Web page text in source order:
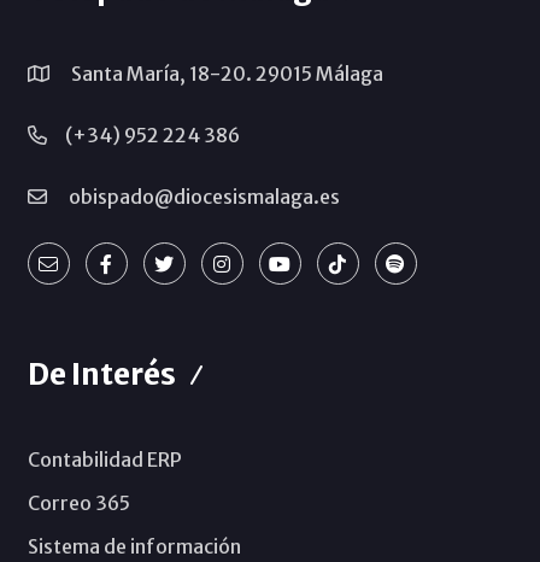
Santa María, 18-20. 29015 Málaga
(+34) 952 224 386
obispado@diocesismalaga.es
De Interés
Contabilidad ERP
Correo 365
Sistema de información